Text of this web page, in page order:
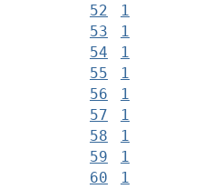
52
1
53
1
54
1
55
1
56
1
57
1
58
1
59
1
60
1